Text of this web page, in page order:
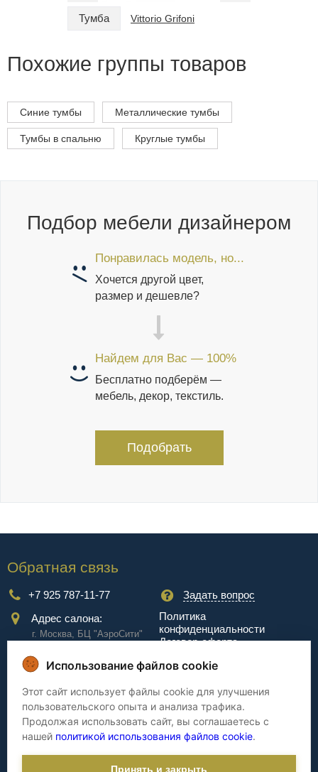
Тумба Vittorio Grifoni
Похожие группы товаров
Синие тумбы Металлические тумбы
Тумбы в спальню Круглые тумбы
Подбор мебели дизайнером
Понравилась модель, но...
Хочется другой цвет,
размер и дешевле?
Найдем для Вас — 100%
Бесплатно подберём —
мебель, декор, текстиль.
Подобрать
Обратная связь
+7 925 787-11-77
Задать вопрос
Адрес салона:
г. Москва, БЦ "АэроCити"
Куркинское ш., стр.2, 17
этаж
Политика
конфиденциальности
Договор-оферта
Сервис
Доставка
Сборка
Оплата
Дизайнерам
Гарантия
Cтатьи
Использование файлов cookie
Этот сайт использует файлы cookie для улучшения
пользовательского опыта и анализа трафика.
Продолжая использовать сайт, вы соглашаетесь с
нашей политикой использования файлов cookie.
Принять и закрыть